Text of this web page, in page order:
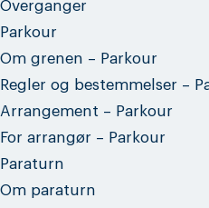
Overganger
Parkour
Om grenen – Parkour
Regler og bestemmelser –
Arrangement – Parkour
For arrangør – Parkour
Paraturn
Om paraturn